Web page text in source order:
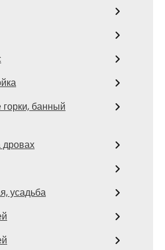
банный
дровах
усадьба